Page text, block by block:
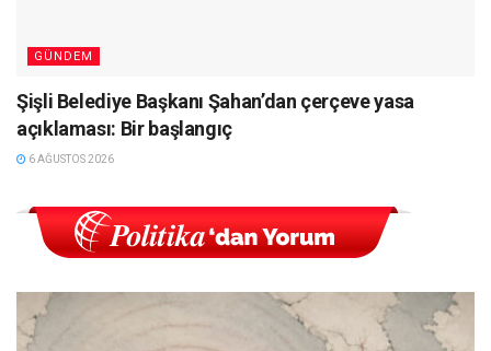
GÜNDEM
Şişli Belediye Başkanı Şahan’dan çerçeve yasa
açıklaması: Bir başlangıç
6 AĞUSTOS 2026